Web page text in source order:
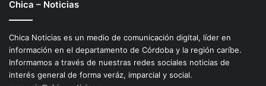
Chica – Noticias
Chica Noticias es un medio de comunicación digital, líder en
información en el departamento de Córdoba y la región caríbe.
Informamos a través de nuestras redes sociales noticias de
interés general de forma veráz, imparcial y social.